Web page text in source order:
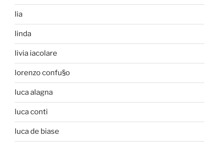
lia
linda
livia iacolare
lorenzo confu§o
luca alagna
luca conti
luca de biase